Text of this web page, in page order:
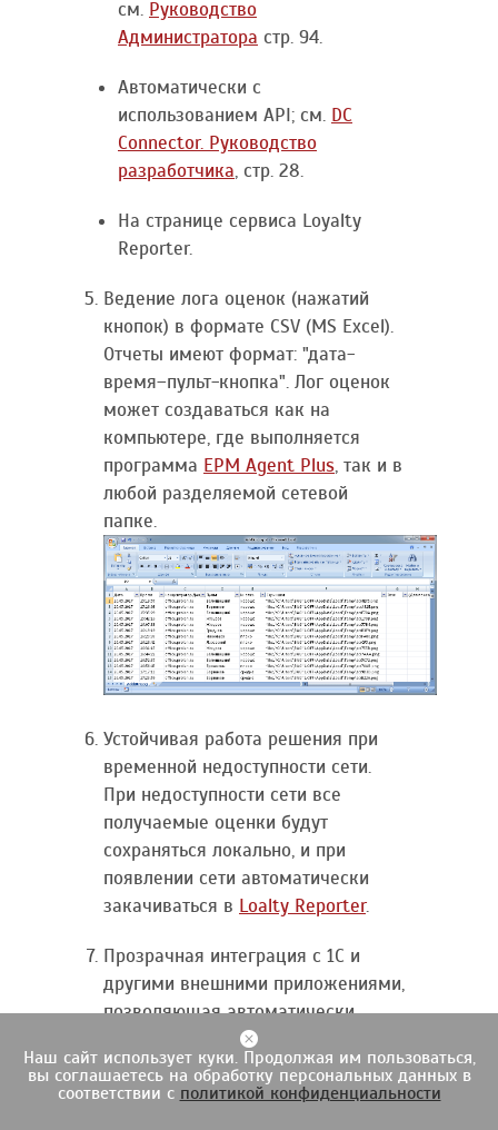
см. Руководство
Администратора стр. 94.
Автоматически с
использованием API; см. DC
Connector. Руководство
разработчика, стр. 28.
На странице сервиса Loyalty
Reporter.
Ведение лога оценок (нажатий
кнопок) в формате CSV (MS Excel).
Отчеты имеют формат: "дата-
время–пульт-кнопка". Лог оценок
может создаваться как на
компьютере, где выполняется
программа EPM Agent Plus, так и в
любой разделяемой сетевой
папке.
Устойчивая работа решения при
временной недоступности сети.
При недоступности сети все
получаемые оценки будут
сохраняться локально, и при
появлении сети автоматически
закачиваться в Loalty Reporter.
Прозрачная интеграция с 1С и
другими внешними приложениями,
позволяющая автоматически
передавать в такие приложения
оценки клиентского опыта
(качества обслуживания). Для
Наш сайт использует куки. Продолжая им пользоваться,
вы соглашаетесь на обработку персональных данных в
соответствии с политикой конфиденциальности